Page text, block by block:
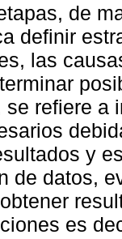
de
definir
las
se refiere a
y
de datos,
es